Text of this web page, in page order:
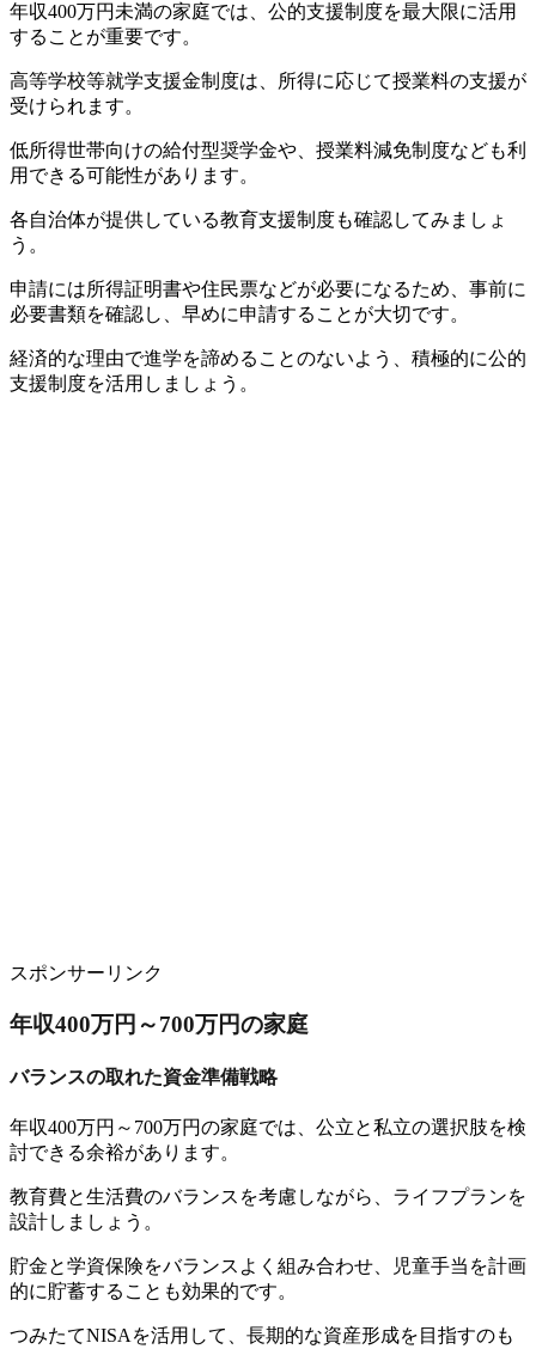
年収400万円未満の家庭では、公的支援制度を最大限に活用
することが重要です。
高等学校等就学支援金制度は、所得に応じて授業料の支援が
受けられます。
低所得世帯向けの給付型奨学金や、授業料減免制度なども利
用できる可能性があります。
各自治体が提供している教育支援制度も確認してみましょ
う。
申請には所得証明書や住民票などが必要になるため、事前に
必要書類を確認し、早めに申請することが大切です。
経済的な理由で進学を諦めることのないよう、積極的に公的
支援制度を活用しましょう。
スポンサーリンク
年収400万円～700万円の家庭
バランスの取れた資金準備戦略
年収400万円～700万円の家庭では、公立と私立の選択肢を検
討できる余裕があります。
教育費と生活費のバランスを考慮しながら、ライフプランを
設計しましょう。
貯金と学資保険をバランスよく組み合わせ、児童手当を計画
的に貯蓄することも効果的です。
つみたてNISAを活用して、長期的な資産形成を目指すのも